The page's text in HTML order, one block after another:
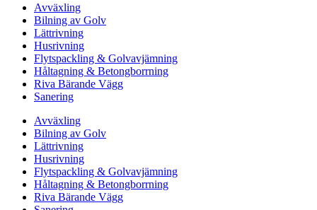
Avväxling
Bilning av Golv
Lättrivning
Husrivning
Flytspackling & Golvavjämning
Håltagning & Betongborrning
Riva Bärande Vägg
Sanering
Avväxling
Bilning av Golv
Lättrivning
Husrivning
Flytspackling & Golvavjämning
Håltagning & Betongborrning
Riva Bärande Vägg